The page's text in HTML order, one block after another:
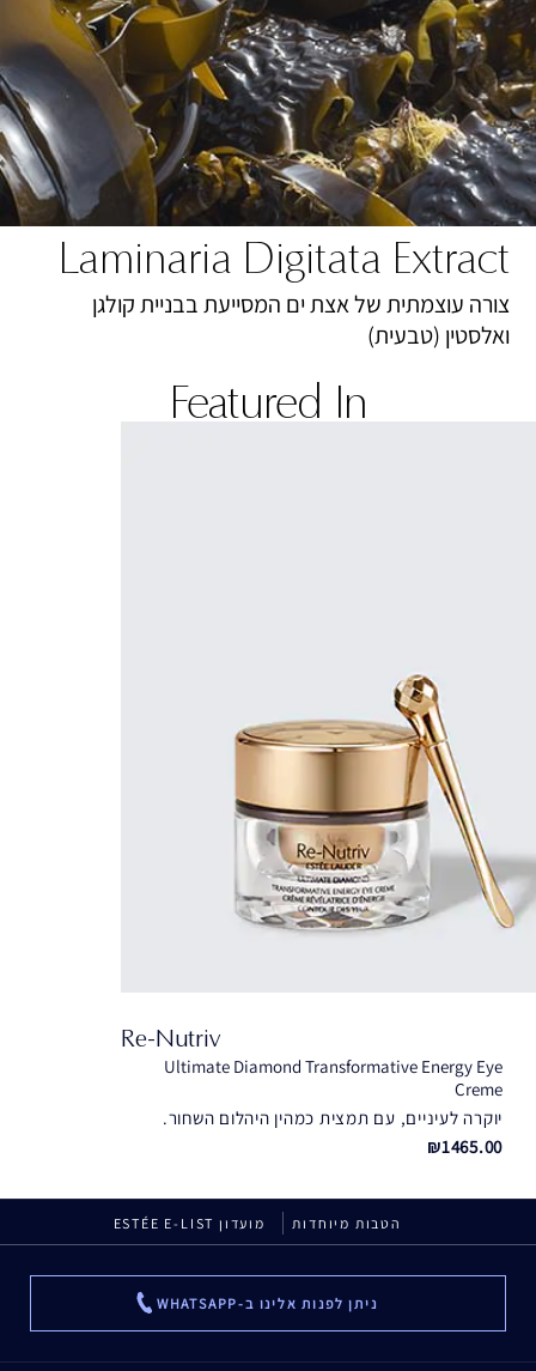
Laminaria Digitata Extract
צורה עוצמתית של אצת ים המסייעת בבניית קולגן
ואלסטין (טבעית)
Featured In
Re-Nutriv
Ultimate Diamond Transformative Energy Eye
Creme
יוקרה לעיניים, עם תמצית כמהין היהלום השחור.
₪1465.00
הטבות מיוחדות מועדון ESTÉE E-LIST
ניתן לפנות אלינו ב-WHATSAPP ...